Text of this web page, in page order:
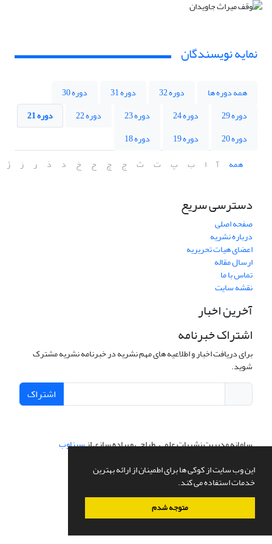
این وب سایت از کوکی ها برای اطمینان از ارائه بهترین
خدمات استفاده می کند.
متوجه شدم
نمایه نویسندگان
همه دوره ها دوره 32 دوره 31
دوره 30
دوره 29
دوره 24 دوره 23 دوره 22
دوره 21
دوره 20
دوره 19
دوره 18
همه
آ ا ب پ ت ث ج چ ح خ د ذ ر ز ژ
دسترسی سریع
صفحه اصلی
درباره نشریه
اعضای هیات تحریریه
ارسال مقاله
تماس با ما
نقشه سایت
آخرین اخبار
اشتراک خبرنامه
برای دریافت اخبار و اطلاعیه های مهم نشریه در خبرنامه نشریه مشترک
شوید.
اشتراک
سامانه مدیریت نشریات علمی.طراحی و پیاده سازی ازسیناوب